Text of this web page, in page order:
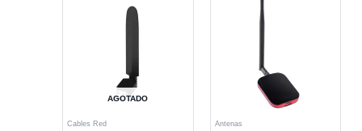
AGOTADO
Cables Red Antenas